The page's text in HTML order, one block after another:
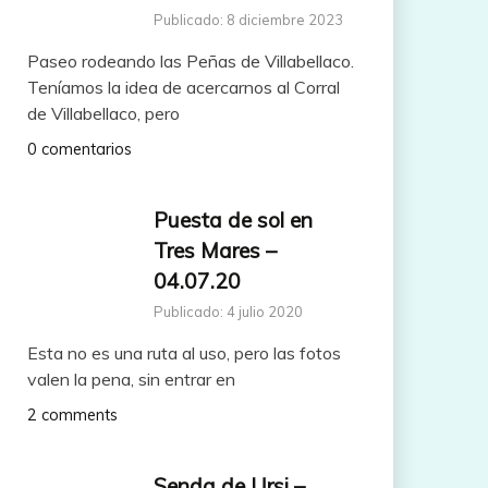
Publicado: 8 diciembre 2023
Paseo rodeando las Peñas de Villabellaco.
Teníamos la idea de acercarnos al Corral
de Villabellaco, pero
0 comentarios
Puesta de sol en
Tres Mares –
04.07.20
Publicado: 4 julio 2020
Esta no es una ruta al uso, pero las fotos
valen la pena, sin entrar en
2 comments